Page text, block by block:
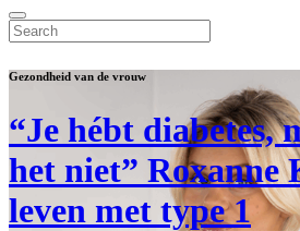
Gezondheid van de vrouw
“Je hébt diabetes,
het niet” Roxanne
leven met type 1